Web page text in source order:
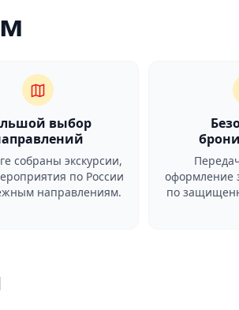
выбор
собраны экскурсии,
по России
направлениям.
оформление
по